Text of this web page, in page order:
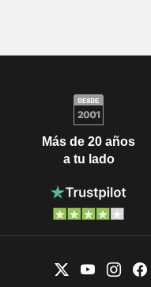
Más de 20 años
a tu lado